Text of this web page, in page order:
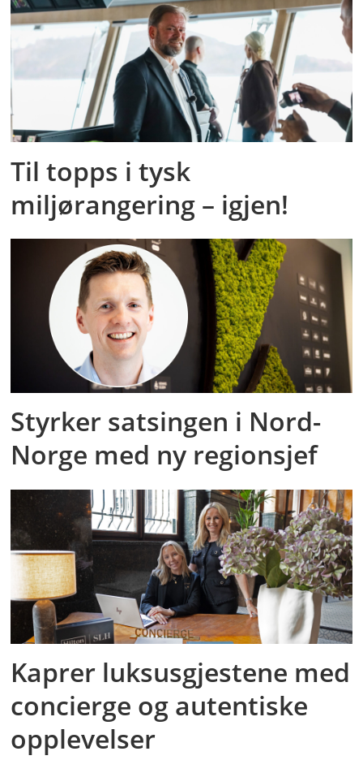
Til topps i tysk
miljørangering – igjen!
Styrker satsingen i Nord-
Norge med ny regionsjef
Kaprer luksusgjestene med
concierge og autentiske
opplevelser